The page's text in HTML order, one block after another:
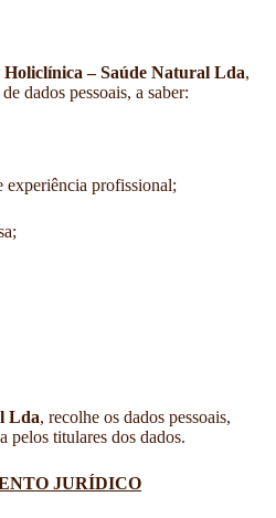
Holiclínica – Saúde Natural Lda,
dados pessoais, a saber:
experiência profissional;
Lda, recolhe os dados pessoais,
pelos titulares dos dados.
JURÍDICO